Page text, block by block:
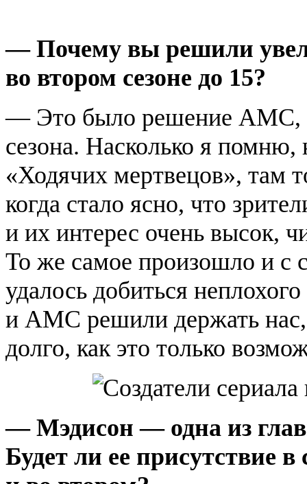
— Почему вы решили
во втором сезоне до 15?
— Это было решение AMC,
сезона. Насколько я помню,
«Ходячих мертвецов», там
когда стало ясно, что
и их интерес очень высок,
То же самое произошло и с
удалось добиться
и AMC решили держать
долго, как это только
— Мэдисон — одна из
Будет ли ее присутствие